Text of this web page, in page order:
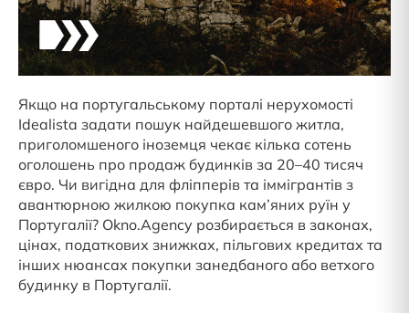
Якщо на португальському порталі нерухомості
Idealista задати пошук найдешевшого житла,
приголомшеного іноземця чекає кілька сотень
оголошень про продаж будинків за 20–40 тисяч
євро. Чи вигідна для фліпперів та іммігрантів з
авантюрною жилкою покупка кам’яних руїн у
Португалії? Okno.Agency розбирається в законах,
цінах, податкових знижках, пільгових кредитах та
інших нюансах покупки занедбаного або ветхого
будинку в Португалії.